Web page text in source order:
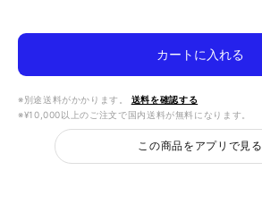
カートに入れる
※別途送料がかかります。
送料を確認する
※¥10,000以上のご注文で国内送料が無料になります。
この商品をアプリで見る